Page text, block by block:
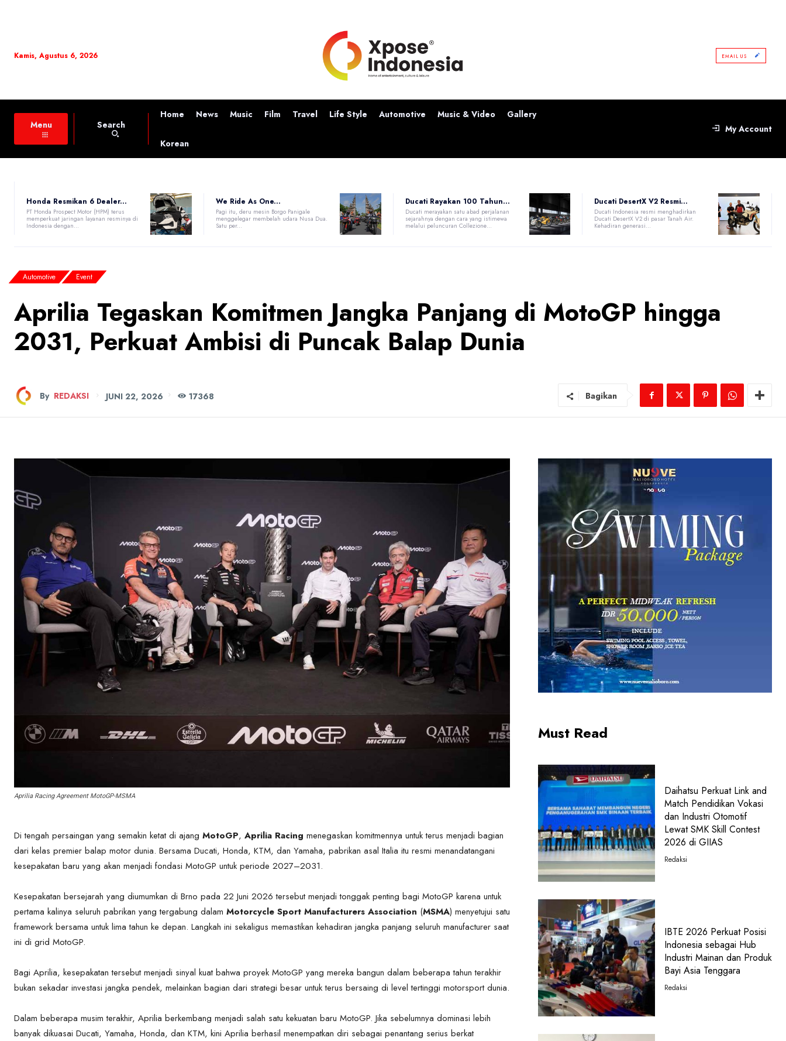
Kamis, Agustus 6, 2026 EMAIL US
Menu Search
Home News Music Film Travel Life Style Automotive Music & Video Gallery
Korean
My Account
Honda Resmikan 6 Dealer...
PT Honda Prospect Motor (HPM) terus
memperkuat jaringan layanan resminya di
Indonesia dengan...
We Ride As One...
Pagi itu, deru mesin Borgo Panigale
menggelegar membelah udara Nusa Dua.
Satu per...
Ducati Rayakan 100 Tahun...
Ducati merayakan satu abad perjalanan
sejarahnya dengan cara yang istimewa
melalui peluncuran Collezione...
Ducati DesertX V2 Resmi...
Ducati Indonesia resmi menghadirkan
Ducati DesertX V2 di pasar Tanah Air.
Kehadiran generasi...
Automotive Event
Aprilia Tegaskan Komitmen Jangka Panjang di MotoGP hingga
2031, Perkuat Ambisi di Puncak Balap Dunia
By REDAKSI JUNI 22, 2026 17368 Bagikan
Aprilia Racing Agreement MotoGP-MSMA
Di tengah persaingan yang semakin ketat di ajang MotoGP, Aprilia Racing menegaskan komitmennya untuk terus menjadi bagian
dari kelas premier balap motor dunia. Bersama Ducati, Honda, KTM, dan Yamaha, pabrikan asal Italia itu resmi menandatangani
kesepakatan baru yang akan menjadi fondasi MotoGP untuk periode 2027–2031.
Kesepakatan bersejarah yang diumumkan di Brno pada 22 Juni 2026 tersebut menjadi tonggak penting bagi MotoGP karena untuk
pertama kalinya seluruh pabrikan yang tergabung dalam Motorcycle Sport Manufacturers Association (MSMA) menyetujui satu
framework bersama untuk lima tahun ke depan. Langkah ini sekaligus memastikan kehadiran jangka panjang seluruh manufacturer saat
ini di grid MotoGP.
Bagi Aprilia, kesepakatan tersebut menjadi sinyal kuat bahwa proyek MotoGP yang mereka bangun dalam beberapa tahun terakhir
bukan sekadar investasi jangka pendek, melainkan bagian dari strategi besar untuk terus bersaing di level tertinggi motorsport dunia.
Dalam beberapa musim terakhir, Aprilia berkembang menjadi salah satu kekuatan baru MotoGP. Jika sebelumnya dominasi lebih
banyak dikuasai Ducati, Yamaha, Honda, dan KTM, kini Aprilia berhasil menempatkan diri sebagai penantang serius berkat
Must Read
Daihatsu Perkuat Link and
Match Pendidikan Vokasi
dan Industri Otomotif
Lewat SMK Skill Contest
2026 di GIIAS
Redaksi
IBTE 2026 Perkuat Posisi
Indonesia sebagai Hub
Industri Mainan dan Produk
Bayi Asia Tenggara
Redaksi